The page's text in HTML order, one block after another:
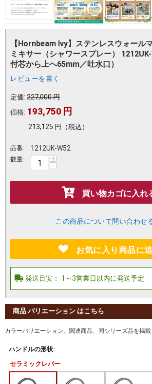
【Hornbeam Ivy】ステンレスウォール
ミキサー（シャワースプレー）
付芯から上へ65mm／吐水口）
レビューを書く
定価: 227,000円
価格: 193,750 円
213,125 円 （税込）
品番: 1212UK-W52
数量: +
−
買い物カゴに入れ
この商品について問い合わせ
お気に入り商品に
商品 バリエーション はこちら
カラーバリエーション、関連商品、同シリーズ品を掲載
ハンドルの形状:
セラミックレバー